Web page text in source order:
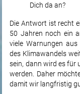
Dich da an?
Die Antwort ist recht
50 Jahren noch ein
viele Warnungen
des Klimawandels
sein, dann wird es für
werden. Daher
damit wir langfristig